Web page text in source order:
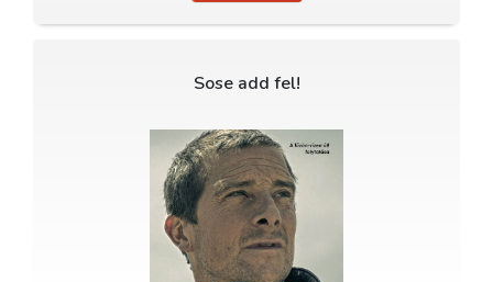
Sose add fel!